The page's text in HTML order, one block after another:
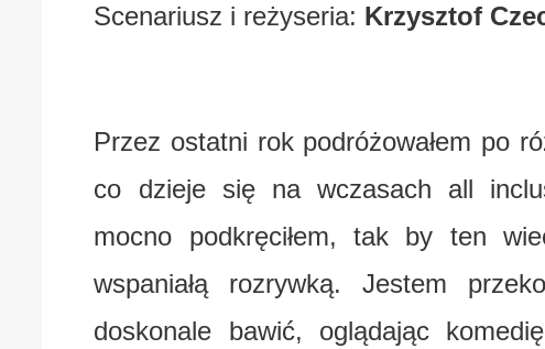
Scenariusz i reżyseria: Krzysztof
Przez ostatni rok podróżowałem po
co dzieje się na wczasach all
mocno podkręciłem, tak by ten
wspaniałą rozrywką. Jestem
doskonale bawić, oglądając